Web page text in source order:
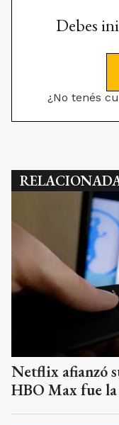
Debes
¿No tenés
Netflix afianzó
HBO Max fue